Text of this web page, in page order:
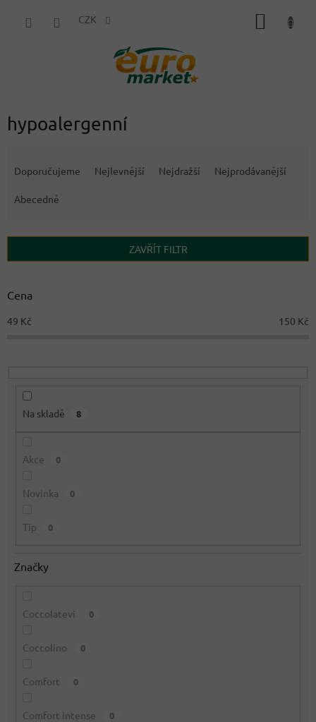
CZK
hypoalergenní
r
d
k
Doporučujeme Nejlevnější Nejdražší Nejprodávanější
Abecedně
ZAVŘÍT FILTR
Cena
49 Kč 150 Kč
Na skladě 8
Akce 0
Novinka 0
Tip 0
Značky
Coccolatevi 0
Coccolino 0
Comfort 0
Comfort intense 0